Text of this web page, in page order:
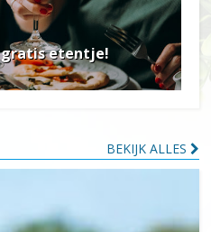
gratis etentje!
BEKIJK ALLES